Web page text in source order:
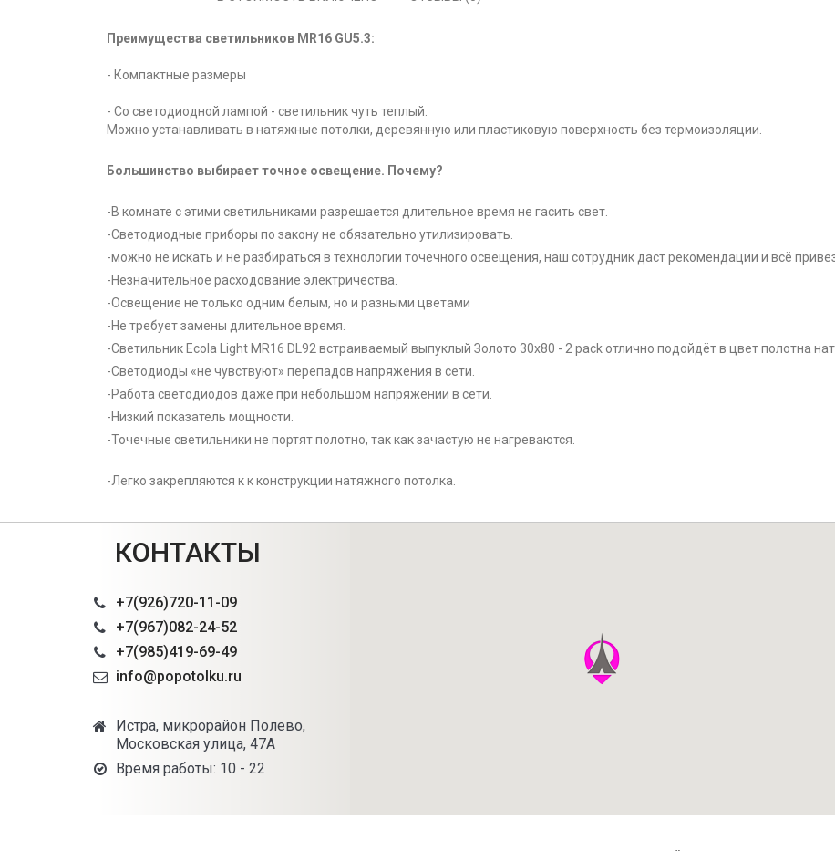
Преимущества светильников MR16 GU5.3:
- Компактные размеры
- Со светодиодной лампой - светильник чуть теплый.
Можно устанавливать в натяжные потолки, деревянную или пластиковую поверхность без термоизоляции.
Большинство выбирает точное освещение. Почему?
-В комнате с этими светильниками разрешается длительное время не гасить свет.
-Светодиодные приборы по закону не обязательно утилизировать.
-можно не искать и не разбираться в технологии точечного освещения, наш сотрудник даст рекомендации и всё
-Незначительное расходование электричества.
-Освещение не только одним белым, но и разными цветами
-Не требует замены длительное время.
-Светильник Ecola Light MR16 DL92 встраиваемый выпуклый Золото 30x80 - 2 pack отлично подойдёт в цвет полотна
-Светодиоды «не чувствуют» перепадов напряжения в сети.
-Работа светодиодов даже при небольшом напряжении в сети.
-Низкий показатель мощности.
-Точечные светильники не портят полотно, так как зачастую не нагреваются.
-Легко закрепляются к к конструкции натяжного потолка.
КОНТАКТЫ
+7(926)720-11-09
+7(967)082-24-52
+7(985)419-69-49
info@popotolku.ru
Истра, микрорайон Полево,
Московская улица, 47А
Время работы: 10 - 22